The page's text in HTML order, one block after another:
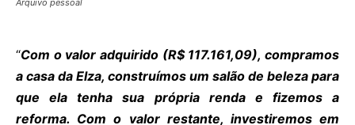
“Com o valor adquirido (R$ 117.161,09), compramos
a casa da Elza, construímos um salão de beleza para
que ela tenha sua própria renda e fizemos a
reforma. Com o valor restante, investiremos em